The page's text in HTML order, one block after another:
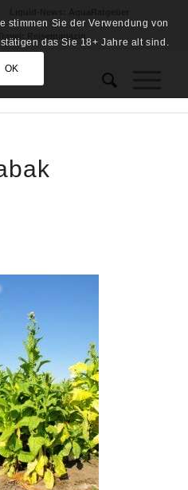
stimmen Sie der Verwendung von
das Sie 18+ Jahre alt sind.
OK